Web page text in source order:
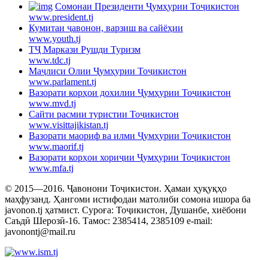
Cомонаи Президенти Ҷумҳурии Тоҷикистон
www.president.tj
Кумитаи ҷавонон, варзиш ва сайёҳии
www.youth.tj
ТҶ Маркази Рушди Туризм
www.tdc.tj
Маҷлиси Олии Ҷумҳурии Тоҷикистон
www.parlament.tj
Вазорати корҳои дохилии Ҷумҳурии Тоҷикистон
www.mvd.tj
Сайти расмии туристии Тоҷикистон
www.visittajikistan.tj
Вазорати маориф ва илми Ҷумҳурии Тоҷикистон
www.maorif.tj
Вазорати корҳои хориҷии Ҷумҳурии Тоҷикистон
www.mfa.tj
© 2015—2016. Ҷавонони Тоҷикистон. Ҳамаи ҳуқуқҳо
маҳфузанд. Ҳангоми истифодаи матолиби сомона ишора ба
javonon.tj ҳатмист. Суроға: Тоҷикистон, Душанбе, хиёбони
Саъдӣ Шерозӣ-16. Тамос: 2385414, 2385109 e-mail:
javonontj@mail.ru